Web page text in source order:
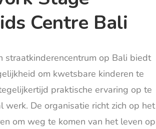
Centre Bali
straatkinderencentrum op Bali biedt
om kwetsbare kinderen te
praktische ervaring op te
werk. De organisatie richt zich op het
om weg te komen van het leven op